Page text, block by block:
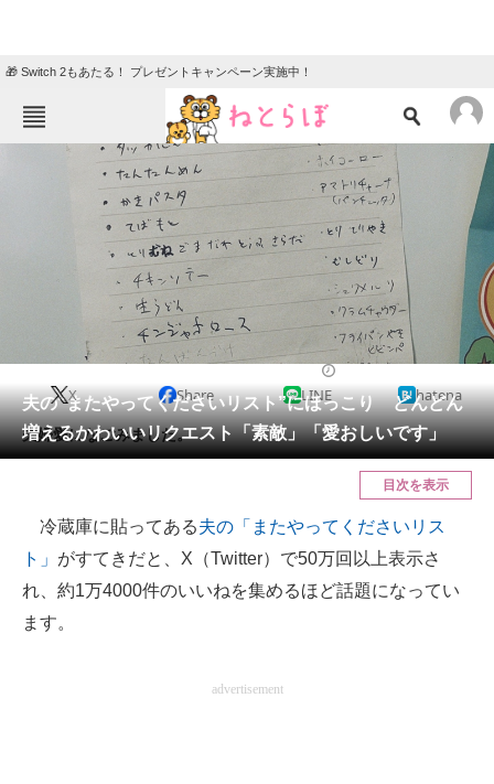
🎁 Switch 2もあたる！ プレゼントキャンペーン実施中！
ねとらぼメニュー
ニュース
クイズ
教育・育児
リサーチ
会員記事
メディア
ITの今と未来を見通す
スマホと通信の最新トレンド
進化するPCとデバイスの未来
好きが集まる 比べて選べる
夫の“またやってくださいリスト”にほっこり どんどん
増えるかわいいリクエスト「素敵」「愛おしいです」
X Share LINE hatena
夫婦愛になごみました。
目次を表示
冷蔵庫に貼ってある夫の「またやってくださいリス
ト」 がすてきだと、X（Twitter）で50万回以上表示さ
れ、約1万4000件のいいねを集めるほど話題になってい
ます。
advertisement